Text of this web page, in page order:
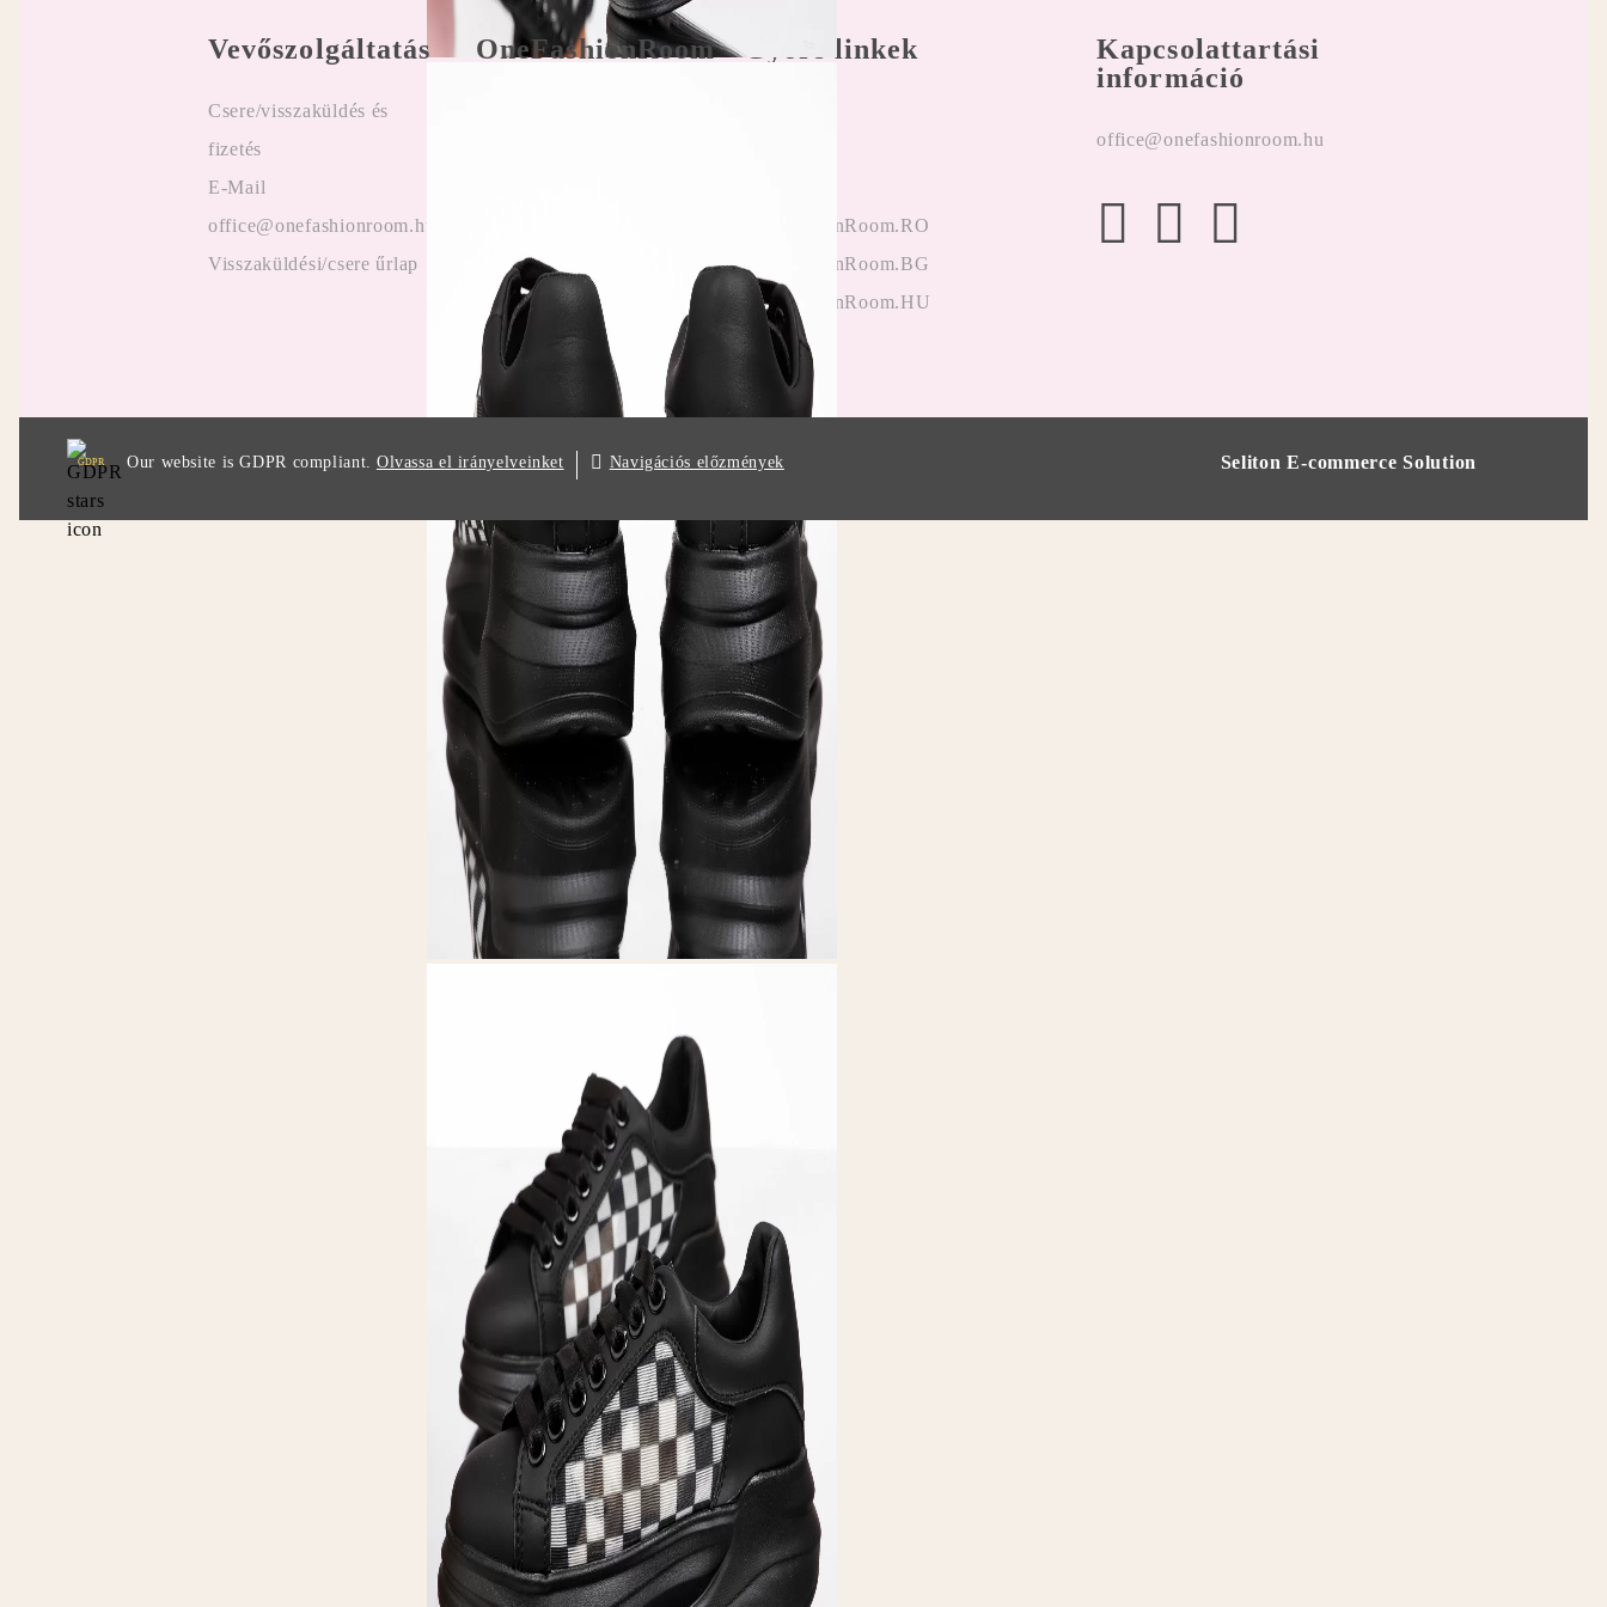
Vevőszolgáltatás
Csere/visszaküldés és
fizetés
E-Mail
office@onefashionroom.hu
Visszaküldési/csere űrlap
OneFashionRoom
Promóciók alkalmazása
Gyors linkek
OneFashionRoom.RO
OneFashionRoom.BG
OneFashionRoom.HU
Kapcsolattartási
információ
office@onefashionroom.hu
GDPR Our website is GDPR compliant. Olvassa el irányelveinket Navigációs előzmények Seliton E-commerce Solution